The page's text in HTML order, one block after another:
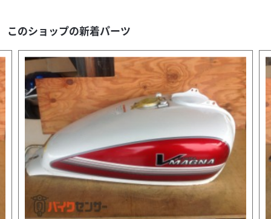
このショップの新着パーツ